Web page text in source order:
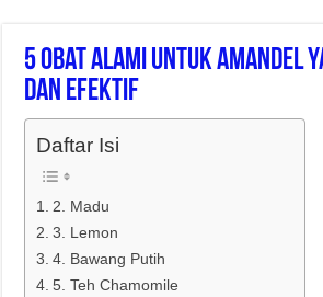
5 Obat Alami Untuk Amandel
Dan Efektif
Daftar Isi
2. Madu
3. Lemon
4. Bawang Putih
5. Teh Chamomile